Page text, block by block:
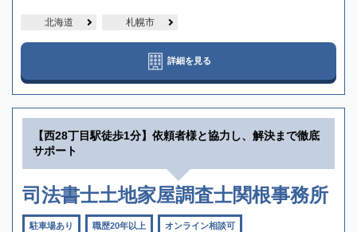
北海道 札幌市
詳細を見る
【西28丁目駅徒歩1分】依頼者様と協力し、解決まで徹底
サポート
司法書士土地家屋調査士関根事務所
駐車場あり 職歴20年以上 オンライン相談可